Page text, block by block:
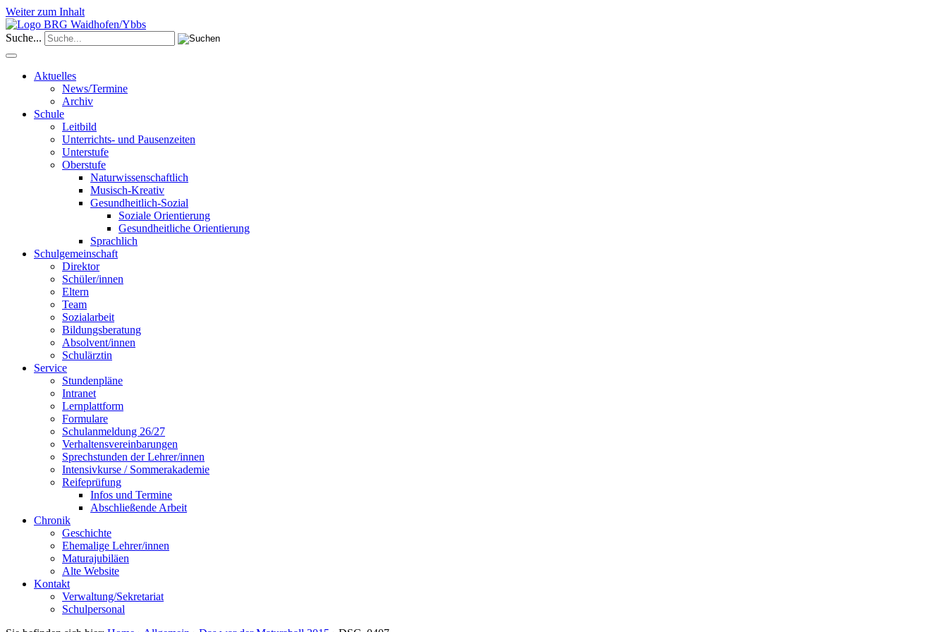
Weiter zum Inhalt
Suche...
Aktuelles
News/Termine
Archiv
Schule
Leitbild
Unterrichts- und Pausenzeiten
Unterstufe
Oberstufe
Naturwissenschaftlich
Musisch-Kreativ
Gesundheitlich-Sozial
Soziale Orientierung
Gesundheitliche Orientierung
Sprachlich
Schulgemeinschaft
Direktor
Schüler/innen
Eltern
Team
Sozialarbeit
Bildungsberatung
Absolvent/innen
Schulärztin
Service
Stundenpläne
Intranet
Lernplattform
Formulare
Schulanmeldung 26/27
Verhaltensvereinbarungen
Sprechstunden der Lehrer/innen
Intensivkurse / Sommerakademie
Reifeprüfung
Infos und Termine
Abschließende Arbeit
Chronik
Geschichte
Ehemalige Lehrer/innen
Maturajubiläen
Alte Website
Kontakt
Verwaltung/Sekretariat
Schulpersonal